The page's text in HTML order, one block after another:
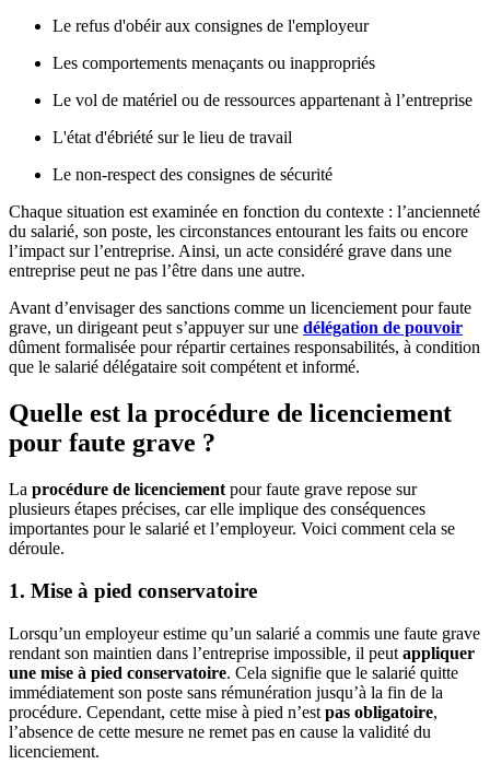
Le refus d'obéir aux consignes de l'employeur
Les comportements menaçants ou inappropriés
Le vol de matériel ou de ressources appartenant à l’entreprise
L'état d'ébriété sur le lieu de travail
Le non-respect des consignes de sécurité
Chaque situation est examinée en fonction du contexte : l’ancienneté
du salarié, son poste, les circonstances entourant les faits ou encore
l’impact sur l’entreprise. Ainsi, un acte considéré grave dans une
entreprise peut ne pas l’être dans une autre.
Avant d’envisager des sanctions comme un licenciement pour faute
grave, un dirigeant peut s’appuyer sur une délégation de pouvoir
dûment formalisée pour répartir certaines responsabilités, à condition
que le salarié délégataire soit compétent et informé.
Quelle est la procédure de licenciement
pour faute grave ?
La procédure de licenciement pour faute grave repose sur
plusieurs étapes précises, car elle implique des conséquences
importantes pour le salarié et l’employeur. Voici comment cela se
déroule.
1. Mise à pied conservatoire
Lorsqu’un employeur estime qu’un salarié a commis une faute grave
rendant son maintien dans l’entreprise impossible, il peut appliquer
une mise à pied conservatoire. Cela signifie que le salarié quitte
immédiatement son poste sans rémunération jusqu’à la fin de la
procédure. Cependant, cette mise à pied n’est pas obligatoire,
l’absence de cette mesure ne remet pas en cause la validité du
licenciement.